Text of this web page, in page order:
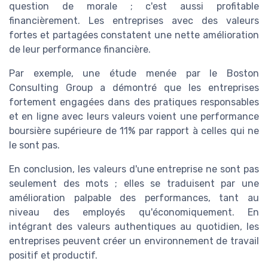
question de morale ; c'est aussi profitable
financièrement. Les entreprises avec des valeurs
fortes et partagées constatent une nette amélioration
de leur performance financière.
Par exemple, une étude menée par le Boston
Consulting Group a démontré que les entreprises
fortement engagées dans des pratiques responsables
et en ligne avec leurs valeurs voient une performance
boursière supérieure de 11% par rapport à celles qui ne
le sont pas.
En conclusion, les valeurs d'une entreprise ne sont pas
seulement des mots ; elles se traduisent par une
amélioration palpable des performances, tant au
niveau des employés qu'économiquement. En
intégrant des valeurs authentiques au quotidien, les
entreprises peuvent créer un environnement de travail
positif et productif.